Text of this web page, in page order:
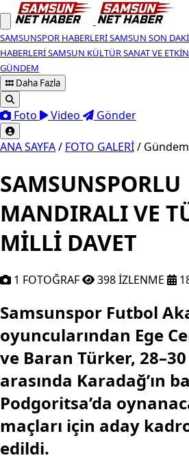
SAMSUNSPOR HABERLERISAMSUN SON
HABERLERISAMSUN KÜLTÜR SANAT VE
GÜNDEM
Daha Fazla
Foto Video Gönder
ANA SAYFA/ FOTO GALERİ/ Gündem
SAMSUNSPORLU
MANDIRALI VE
MİLLİ DAVET
1 FOTOĞRAF 398 İZLENME
Samsunspor Futbol
oyuncularından Ege
ve Baran Türker,
arasında Karadağ’ın
Podgoritsa’da
maçları için aday
edildi.